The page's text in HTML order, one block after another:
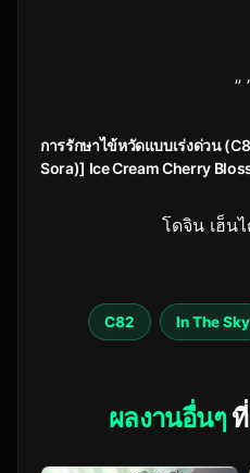
”
การรักษาไข้หวัดแบบเร่งด่วน
Sora)] Ice Cream Cherry
โดจิน เฮ็น
C82 In The Sky
ผลงานอื่นๆที่